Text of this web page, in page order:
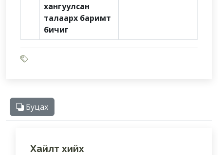
хангуулсан
талаарх баримт
бичиг
Буцах
Хайлт хийх